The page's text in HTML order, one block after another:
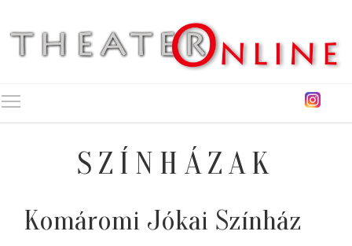
SZÍNHÁZAK
Komáromi Jókai Színház